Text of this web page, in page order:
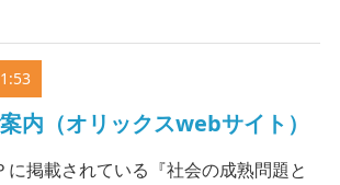
内（オリックスwebサイト）
に掲載されている『社会の成熟問題と